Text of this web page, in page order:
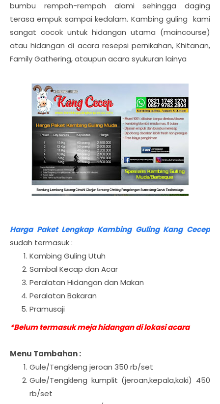
bumbu rempah-rempah alami sehingga daging
terasa empuk sampai kedalam. Kambing guling kami
sangat cocok untuk hidangan utama (maincourse)
atau hidangan di acara resepsi pernikahan, Khitanan,
Family Gathering, ataupun acara syukuran lainya
Harga Paket Lengkap Kambing Guling Kang Cecep
sudah termasuk :
Kambing Guling Utuh
Sambal Kecap dan Acar
Peralatan Hidangan dan Makan
Peralatan Bakaran
Pramusaji
*Belum termasuk meja hidangan di lokasi acara
Menu Tambahan :
Gule/Tengkleng jeroan 350 rb/set
Gule/Tengkleng kumplit (jeroan,kepala,kaki) 450
rb/set